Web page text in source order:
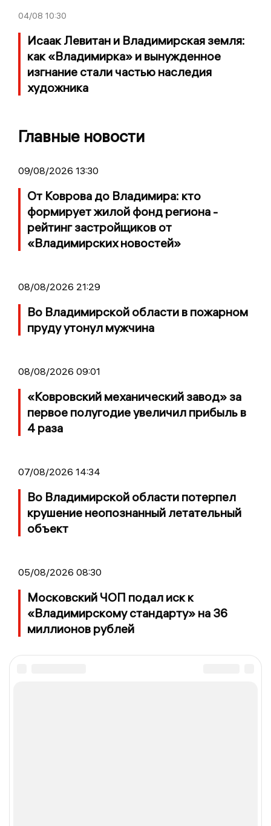
04/08 10:30
Исаак Левитан и Владимирская земля:
как «Владимирка» и вынужденное
изгнание стали частью наследия
художника
Главные новости
09/08/2026 13:30
От Коврова до Владимира: кто
формирует жилой фонд региона -
рейтинг застройщиков от
«Владимирских новостей»
08/08/2026 21:29
Во Владимирской области в пожарном
пруду утонул мужчина
08/08/2026 09:01
«Ковровский механический завод» за
первое полугодие увеличил прибыль в
4 раза
07/08/2026 14:34
Во Владимирской области потерпел
крушение неопознанный летательный
объект
05/08/2026 08:30
Московский ЧОП подал иск к
«Владимирскому стандарту» на 36
миллионов рублей